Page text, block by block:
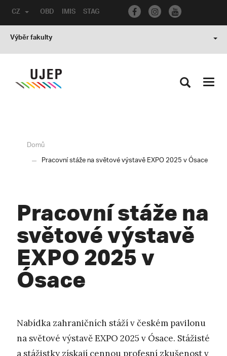
OBD IMIS STAG
CZ
Výběr fakulty
Domů
Pracovní stáže na světové výstavě EXPO 2025 v Ósace
Pracovní stáže na
světové výstavě
EXPO 2025 v
Ósace
Nabídka zahraničních stáží v českém pavilonu
na světové výstavě EXPO 2025 v Ósace. Stážisté
a stážistky získají cennou profesní zkušenost v